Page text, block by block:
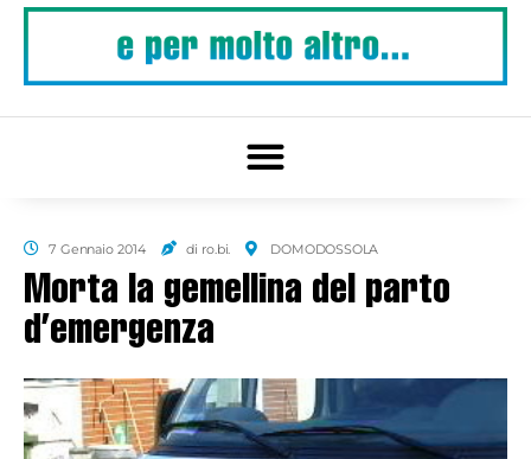
7 Gennaio 2014 di ro.bi. DOMODOSSOLA
Morta la gemellina del parto
d’emergenza